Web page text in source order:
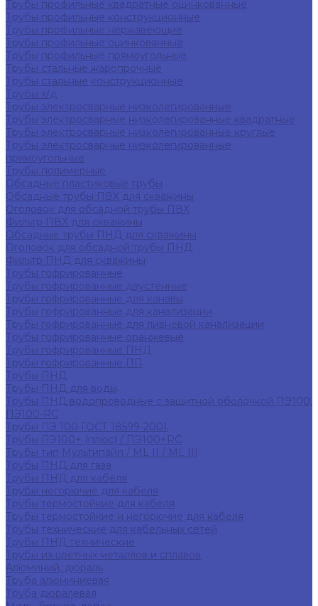
Трубы профильные квадратные оцинкованные
Трубы профильные конструкционные
Трубы профильные нержавеющие
Трубы профильные оцинкованные
Трубы профильные прямоугольные
Трубы стальные жаропрочные
Трубы стальные конструкционные
Трубы х/д
Трубы электросварные низколегированные
Трубы электросварные низколегированные квадратные
Трубы электросварные низколегированные круглые
Трубы электросварные низколегированные
прямоугольные
Трубы полимерные
Обсадные пластиковые трубы
Обсадные трубы ПВХ для скважины
Оголовок для обсадной трубы ПВХ
Фильтр ПВХ для скважины
Обсадные трубы ПНД для скважины
Оголовок для обсадной трубы ПНД
Фильтр ПНД для скважины
Трубы гофрированные
Трубы гофрированные двустенные
Трубы гофрированные для канавы
Трубы гофрированные для канализации
Трубы гофрированные для ливневой канализации
Трубы гофрированные оранжевые
Трубы гофрированные ПНД
Трубы гофрированные ПП
Трубы ПНД
Трубы ПНД для воды
Трубы ПНД водопроводные с защитной оболочкой ПЭ100,
ПЭ100-RC
Трубы ПЭ 100 ГОСТ 18599-2001
Трубы ПЭ100+ (плюс) / ПЭ100+RC
Трубы тип Мультипайп / ML II / ML III
Трубы ПНД для газа
Трубы ПНД для кабеля
Трубы негорючие для кабеля
Трубы термостойкие для кабеля
Трубы термостойкие и негорючие для кабеля
Трубы технические для кабельных сетей
Трубы ПНД технические
Трубы из цветных металлов и сплавов
Алюминий, дюраль
Труба алюминиевая
Труба дюралевая